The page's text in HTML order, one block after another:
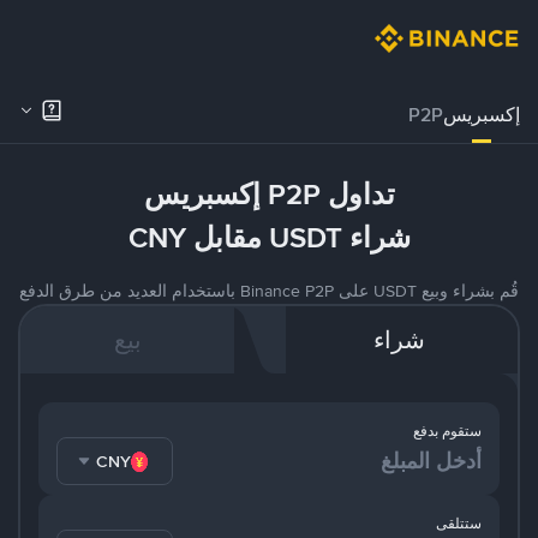
إكسبريسP2P
تداول P2P إكسبريس
شراء USDT مقابل CNY
قُم بشراء وبيع USDT على Binance P2P باستخدام العديد من طرق الدفع
شراء بيع
ستقوم بدفع
CNY
ستتلقى